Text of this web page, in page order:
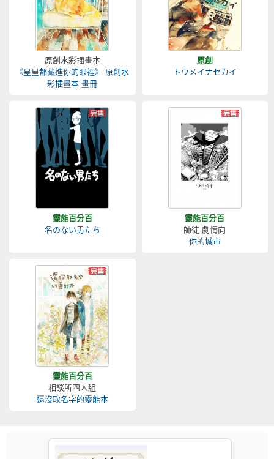
原創水彩插畫本
《星星都藏進你的眼裡》 原創水
彩插畫本 畫冊
原創
トウメイナセカイ
靈能百分百
名のない男たち
靈能百分百
師徒 劇情向
你的城市
靈能百分百
相談所四人組
還沒取名字的靈能本